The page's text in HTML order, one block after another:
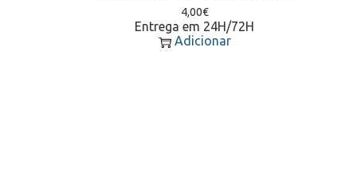
4,00€
Entrega em 24H/72H
Adicionar